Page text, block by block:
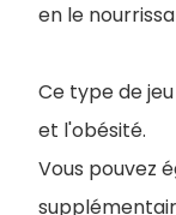
en le
Ce type de
et l'obésité.
Vous pouvez